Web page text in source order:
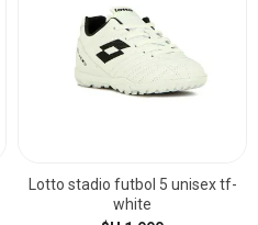
Lotto stadio futbol 5 unisex tf-
white